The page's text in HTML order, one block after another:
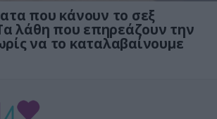
που κάνουν το σεξ
λάθη που επηρεάζουν την
να το καταλαβαίνουμε